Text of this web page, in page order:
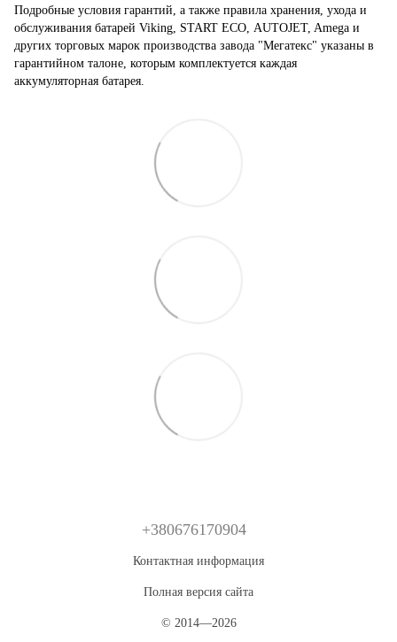
Подробные условия гарантий, а также правила хранения, ухода и
обслуживания батарей Viking, START ECO, AUTOJET, Amega и
других торговых марок производства завода "Мегатекс" указаны в
гарантийном талоне, которым комплектуется каждая
аккумуляторная батарея.
+380676170904
Контактная информация
Полная версия сайта
© 2014—2026